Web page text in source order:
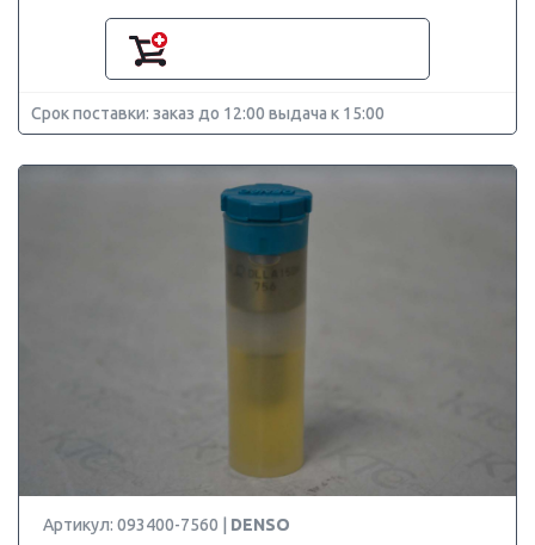
Срок поставки: заказ до 12:00 выдача к 15:00
Артикул: 093400-7560 | DENSO